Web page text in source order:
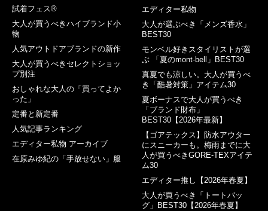
試着フェス®︎
大人が買うべきハイブランド小
物
人気アウトドアブランドの新作
大人が買うべきセレクトショッ
プ別注
おしゃれな大人の「買ってよか
った」
定番と新定番
人気記事ランキング
エディター私物 アーカイブ
在原みゆ紀の「手放せない」服
エディター私物
大人が選ぶべき「メンズ香水」
BEST30
モンベル好きスタイリストが選
ぶ 「夏のmont-bell」BEST30
真夏でも涼しい。大人が買うべ
き「酷暑対策」アイテム30
夏ボーナスで大人が買うべき
「ブランド財布」
BEST30【2026年最新】
【ゴアテックス】防水アウター
にスニーカーも。梅雨までに大
人が買うべきGORE-TEXアイテ
ム30
エディター推し【2026年春夏】
大人が買うべき「トートバッ
グ」BEST30【2026年春夏】